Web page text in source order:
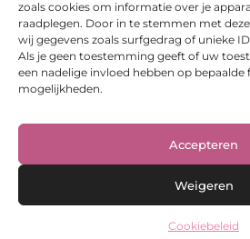
zoals cookies om informatie over je
raadplegen. Door in te stemmen met
wij gegevens zoals surfgedrag of unieke
Als je geen toestemming geeft of uw
een nadelige invloed hebben op bepaalde
mogelijkheden.
Accepteren
Weigeren
Cookiebeleid
handige adviezen en verrassende
optimaal te benutten.
Bericht categorie
@2025 www.hot-spark.nl. All